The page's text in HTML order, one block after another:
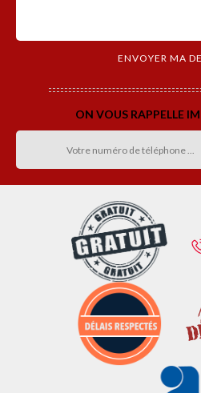
ON VOUS RAPPELLE